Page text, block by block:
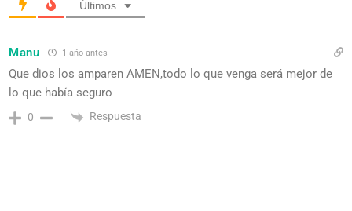
Últimos
Manu 1 año antes
Que dios los amparen AMEN,todo lo que venga será mejor de
lo que había seguro
0 Respuesta